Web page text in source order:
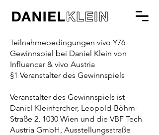
Teilnahmebedingungen vivo Y76
Gewinnspiel bei Daniel Klein von
Influencer & vivo Austria
§1 Veranstalter des Gewinnspiels
Veranstalter des Gewinnspiels ist
Daniel Kleinfercher, Leopold-Böhm-
Straße 2, 1030 Wien und die VBF Tech
Austria GmbH, Ausstellungsstraße